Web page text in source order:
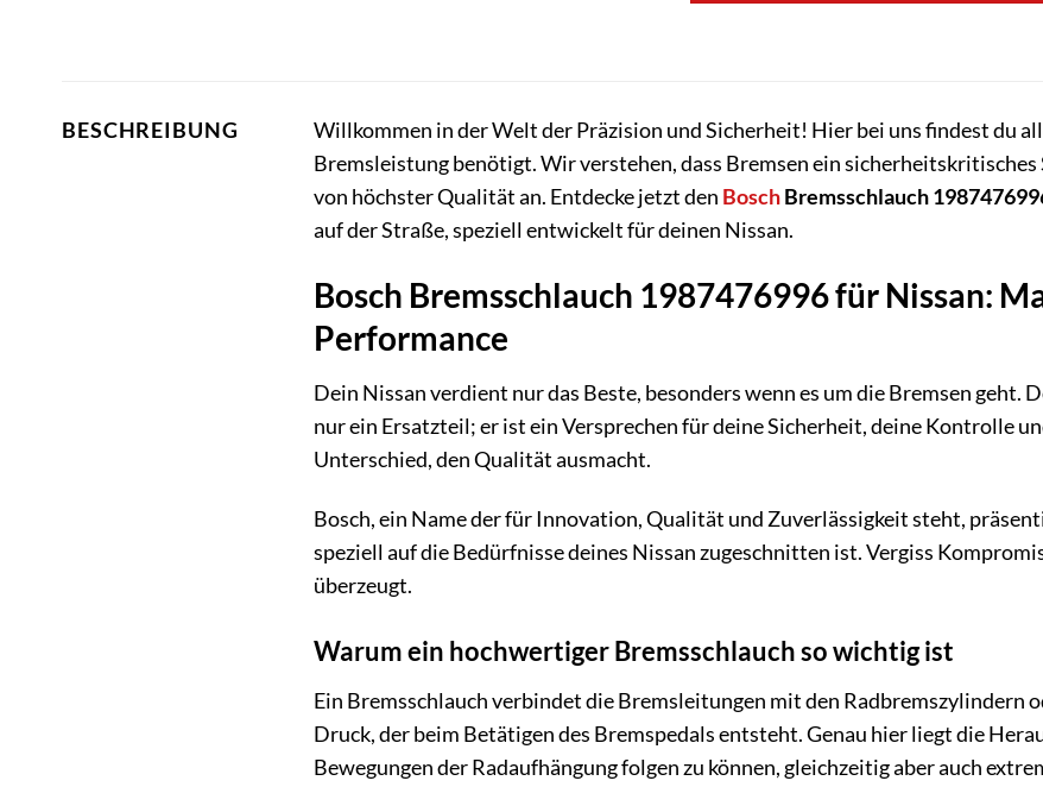
BESCHREIBUNG
Willkommen in der Welt der Präzision und Sicherheit! Hier bei uns findest du
Bremsleistung benötigt. Wir verstehen, dass Bremsen ein
von höchster Qualität an. Entdecke jetzt den BoschBremsschlauch
auf der Straße, speziell entwickelt für deinen Nissan.
Bosch Bremsschlauch 1987476996 für Nissan:
Performance
Dein Nissan verdient nur das Beste, besonders wenn es um die Bremsen geht.
nur ein Ersatzteil; er ist ein Versprechen für deine Sicherheit, deine Kontrolle
Unterschied, den Qualität ausmacht.
Bosch, ein Name der für Innovation, Qualität und Zuverlässigkeit steht,
speziell auf die Bedürfnisse deines Nissan zugeschnitten ist. Vergiss
überzeugt.
Warum ein hochwertiger Bremsschlauch so wichtig ist
Ein Bremsschlauch verbindet die Bremsleitungen mit den Radbremszylindern
Druck, der beim Betätigen des Bremspedals entsteht. Genau hier liegt die
Bewegungen der Radaufhängung folgen zu können, gleichzeitig aber auch